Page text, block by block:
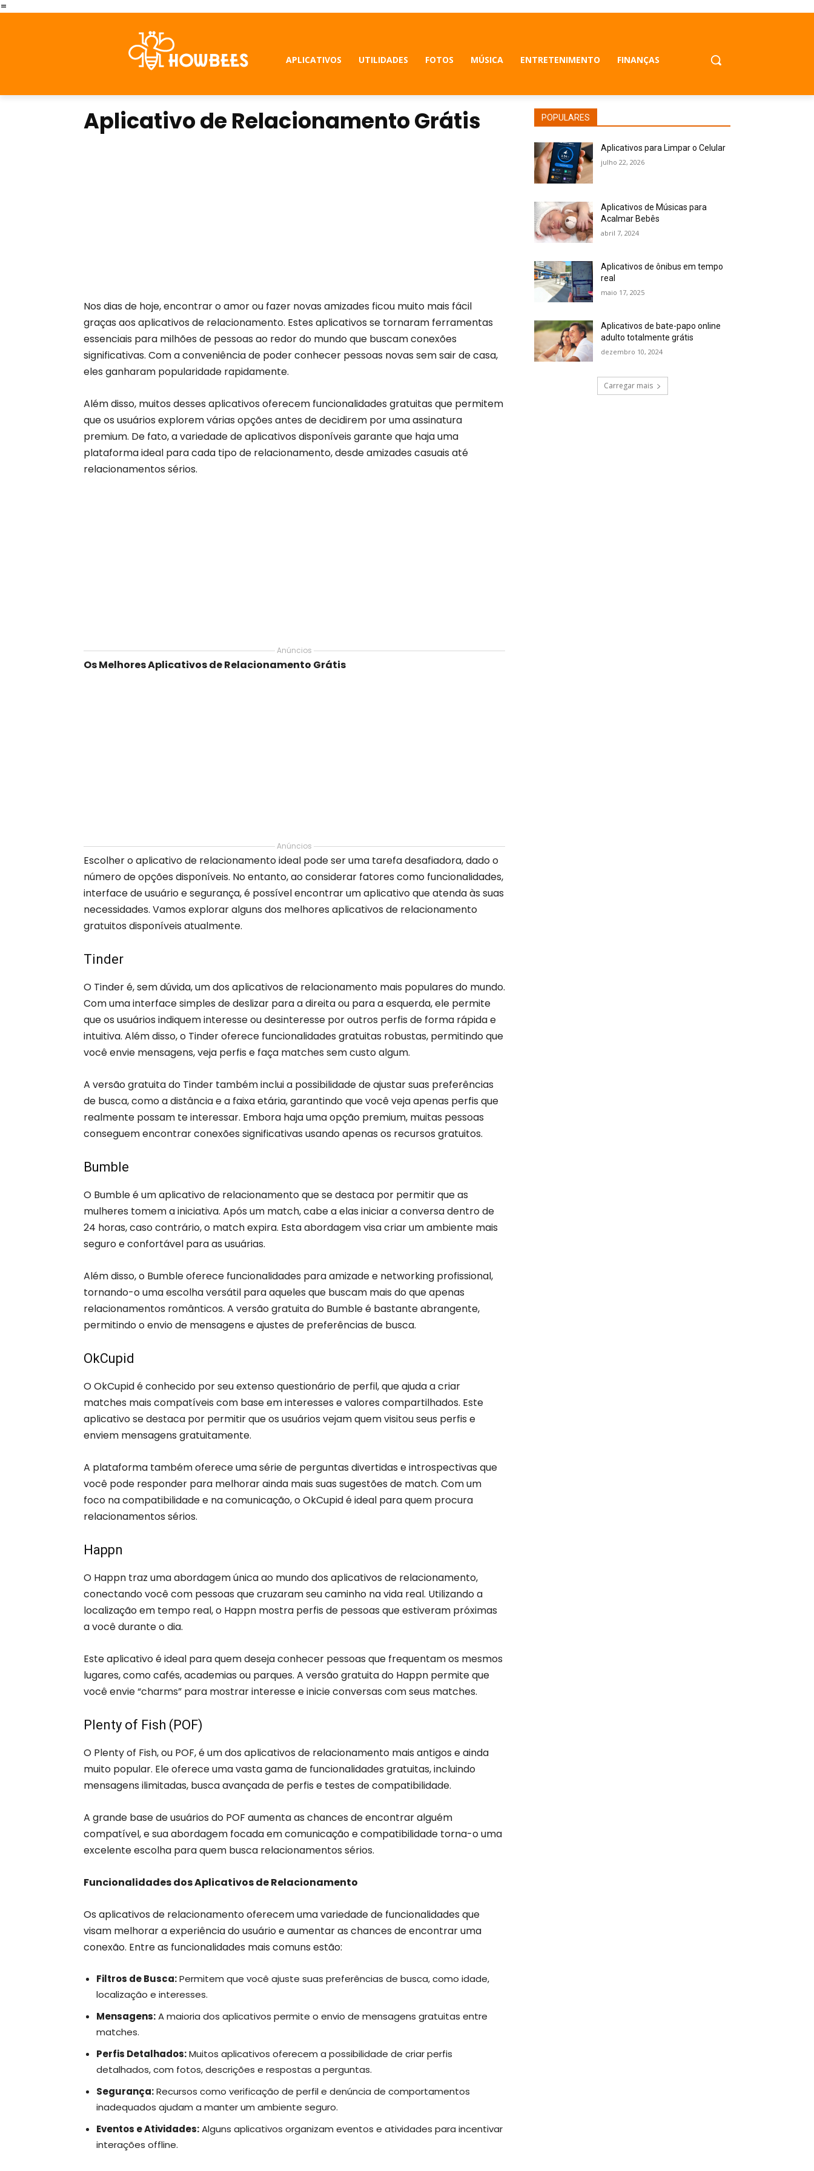
=
APLICATIVOS UTILIDADES FOTOS MÚSICA ENTRETENIMENTO FINANÇAS
Aplicativo de Relacionamento Grátis
Nos dias de hoje, encontrar o amor ou fazer novas amizades ficou muito mais fácil
graças aos aplicativos de relacionamento. Estes aplicativos se tornaram ferramentas
essenciais para milhões de pessoas ao redor do mundo que buscam conexões
significativas. Com a conveniência de poder conhecer pessoas novas sem sair de casa,
eles ganharam popularidade rapidamente.
Além disso, muitos desses aplicativos oferecem funcionalidades gratuitas que permitem
que os usuários explorem várias opções antes de decidirem por uma assinatura
premium. De fato, a variedade de aplicativos disponíveis garante que haja uma
plataforma ideal para cada tipo de relacionamento, desde amizades casuais até
relacionamentos sérios.
Anúncios
Os Melhores Aplicativos de Relacionamento Grátis
Anúncios
Escolher o aplicativo de relacionamento ideal pode ser uma tarefa desafiadora, dado o
número de opções disponíveis. No entanto, ao considerar fatores como funcionalidades,
interface de usuário e segurança, é possível encontrar um aplicativo que atenda às suas
necessidades. Vamos explorar alguns dos melhores aplicativos de relacionamento
gratuitos disponíveis atualmente.
Tinder
O Tinder é, sem dúvida, um dos aplicativos de relacionamento mais populares do mundo.
Com uma interface simples de deslizar para a direita ou para a esquerda, ele permite
que os usuários indiquem interesse ou desinteresse por outros perfis de forma rápida e
intuitiva. Além disso, o Tinder oferece funcionalidades gratuitas robustas, permitindo que
você envie mensagens, veja perfis e faça matches sem custo algum.
A versão gratuita do Tinder também inclui a possibilidade de ajustar suas preferências
de busca, como a distância e a faixa etária, garantindo que você veja apenas perfis que
realmente possam te interessar. Embora haja uma opção premium, muitas pessoas
conseguem encontrar conexões significativas usando apenas os recursos gratuitos.
Bumble
O Bumble é um aplicativo de relacionamento que se destaca por permitir que as
mulheres tomem a iniciativa. Após um match, cabe a elas iniciar a conversa dentro de
24 horas, caso contrário, o match expira. Esta abordagem visa criar um ambiente mais
seguro e confortável para as usuárias.
Além disso, o Bumble oferece funcionalidades para amizade e networking profissional,
tornando-o uma escolha versátil para aqueles que buscam mais do que apenas
relacionamentos românticos. A versão gratuita do Bumble é bastante abrangente,
permitindo o envio de mensagens e ajustes de preferências de busca.
OkCupid
O OkCupid é conhecido por seu extenso questionário de perfil, que ajuda a criar
matches mais compatíveis com base em interesses e valores compartilhados. Este
aplicativo se destaca por permitir que os usuários vejam quem visitou seus perfis e
enviem mensagens gratuitamente.
A plataforma também oferece uma série de perguntas divertidas e introspectivas que
você pode responder para melhorar ainda mais suas sugestões de match. Com um
foco na compatibilidade e na comunicação, o OkCupid é ideal para quem procura
relacionamentos sérios.
Happn
O Happn traz uma abordagem única ao mundo dos aplicativos de relacionamento,
conectando você com pessoas que cruzaram seu caminho na vida real. Utilizando a
localização em tempo real, o Happn mostra perfis de pessoas que estiveram próximas
a você durante o dia.
Este aplicativo é ideal para quem deseja conhecer pessoas que frequentam os mesmos
lugares, como cafés, academias ou parques. A versão gratuita do Happn permite que
você envie “charms” para mostrar interesse e inicie conversas com seus matches.
Plenty of Fish (POF)
O Plenty of Fish, ou POF, é um dos aplicativos de relacionamento mais antigos e ainda
muito popular. Ele oferece uma vasta gama de funcionalidades gratuitas, incluindo
mensagens ilimitadas, busca avançada de perfis e testes de compatibilidade.
A grande base de usuários do POF aumenta as chances de encontrar alguém
compatível, e sua abordagem focada em comunicação e compatibilidade torna-o uma
excelente escolha para quem busca relacionamentos sérios.
Funcionalidades dos Aplicativos de Relacionamento
Os aplicativos de relacionamento oferecem uma variedade de funcionalidades que
visam melhorar a experiência do usuário e aumentar as chances de encontrar uma
conexão. Entre as funcionalidades mais comuns estão:
Filtros de Busca:Permitem que você ajuste suas preferências de busca, como idade,
localização e interesses.
Mensagens:A maioria dos aplicativos permite o envio de mensagens gratuitas entre
matches.
Perfis Detalhados:Muitos aplicativos oferecem a possibilidade de criar perfis
detalhados, com fotos, descrições e respostas a perguntas.
Segurança:Recursos como verificação de perfil e denúncia de comportamentos
inadequados ajudam a manter um ambiente seguro.
Eventos e Atividades:Alguns aplicativos organizam eventos e atividades para incentivar
interações offline.
POPULARES
Aplicativos para Limpar o Celular
julho 22, 2026
Aplicativos de Músicas para
Acalmar Bebês
abril 7, 2024
Aplicativos de ônibus em tempo
real
maio 17, 2025
Aplicativos de bate-papo online
adulto totalmente grátis
dezembro 10, 2024
Carregar mais